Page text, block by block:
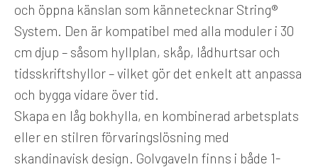
och öppna känslan som kännetecknar String®
System. Den är kompatibel med alla moduler i 30
cm djup – såsom hyllplan, skåp, lådhurtsar och
tidsskriftshyllor – vilket gör det enkelt att anpassa
och bygga vidare över tid.
Skapa en låg bokhylla, en kombinerad arbetsplats
eller en stilren förvaringslösning med
skandinavisk design. Golvgaveln finns i både 1-